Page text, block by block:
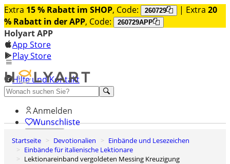
Extra 15 % Rabatt im SHOP, Code: 260729 | Extra 20
% Rabatt in der APP, Code: 260729APP
Holyart APP
App Store
Play Store
Hilfe und Kontakt
Entdecken Sie Premium
Anmelden
Wunschliste
0
Warenkorb
Startseite Devotionalien
Einbände und Lesezeichen
Einbände für italienische Lektionare
Lektionareinband vergoldeten Messing Kreuzigung